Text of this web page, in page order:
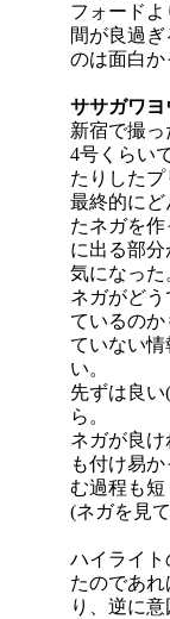
フォードよ
間が良過
のは面白か
ササガワヨ
新宿で撮っ
4号くらい
たりしたプ
最終的にど
たネガを
に出る部
気になった
ネガがど
ているの
ていない
い。
先ずは良
ら。
ネガが良
も付け易
む過程も短
(ネガを見
ハイライト
たのであ
り、逆に